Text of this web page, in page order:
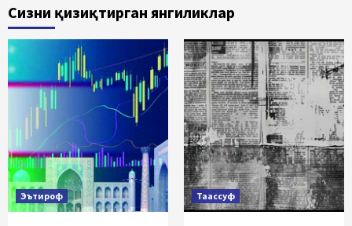
Сизни қизиқтирган янгиликлар
Эътироф Таассуф